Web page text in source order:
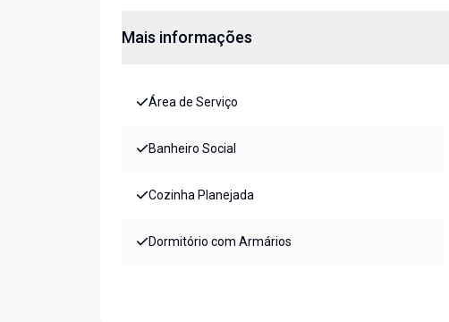
Mais informações
Área de Serviço
Banheiro Social
Cozinha Planejada
Dormitório com Armários